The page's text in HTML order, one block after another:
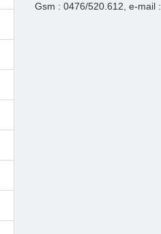
Gsm : 0476/520.612, e-mail :